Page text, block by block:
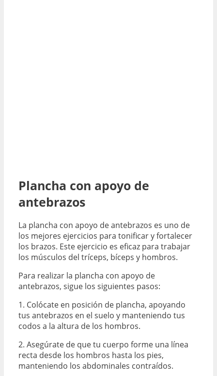
Plancha con apoyo de
antebrazos
La plancha con apoyo de antebrazos es uno de
los mejores ejercicios para tonificar y fortalecer
los brazos. Este ejercicio es eficaz para trabajar
los músculos del tríceps, bíceps y hombros.
Para realizar la plancha con apoyo de
antebrazos, sigue los siguientes pasos:
1. Colócate en posición de plancha, apoyando
tus antebrazos en el suelo y manteniendo tus
codos a la altura de los hombros.
2. Asegúrate de que tu cuerpo forme una línea
recta desde los hombros hasta los pies,
manteniendo los abdominales contraídos.